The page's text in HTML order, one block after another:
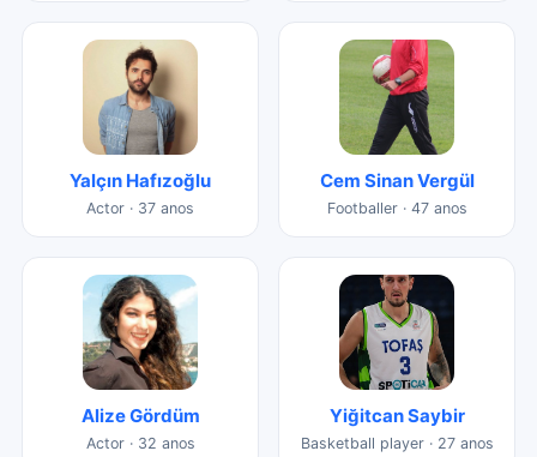
Yalçın Hafızoğlu
Actor · 37 anos
Cem Sinan Vergül
Footballer · 47 anos
Alize Gördüm
Actor · 32 anos
Yiğitcan Saybir
Basketball player · 27 anos